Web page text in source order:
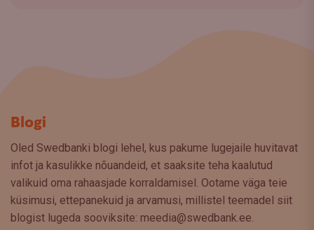
Blogi
Oled Swedbanki blogi lehel, kus pakume lugejaile huvitavat
infot ja kasulikke nõuandeid, et saaksite teha kaalutud
valikuid oma rahaasjade korraldamisel. Ootame väga teie
küsimusi, ettepanekuid ja arvamusi, millistel teemadel siit
blogist lugeda sooviksite: meedia@swedbank.ee.